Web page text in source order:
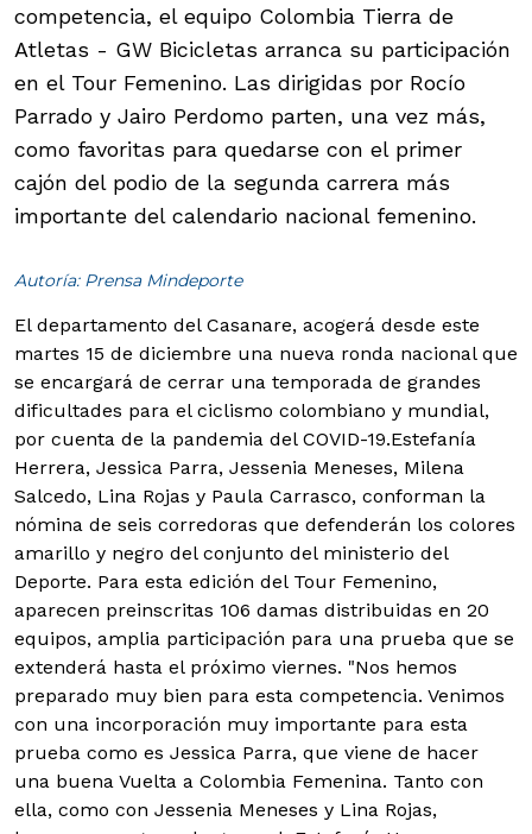
competencia, el equipo Colombia Tierra de
Atletas - GW Bicicletas arranca su participación
en el Tour Femenino. Las dirigidas por Rocío
Parrado y Jairo Perdomo parten, una vez más,
como favoritas para quedarse con el primer
cajón del podio de la segunda carrera más
importante del calendario nacional femenino.
Autoría: Prensa Mindeporte
El departamento del Casanare, acogerá desde este
martes 15 de diciembre una nueva ronda nacional que
se encargará de cerrar una temporada de grandes
dificultades para el ciclismo colombiano y mundial,
por cuenta de la pandemia del COVID-19.Estefanía
Herrera, Jessica Parra, Jessenia Meneses, Milena
Salcedo, Lina Rojas y Paula Carrasco, conforman la
nómina de seis corredoras que defenderán los colores
amarillo y negro del conjunto del ministerio del
Deporte. Para esta edición del Tour Femenino,
aparecen preinscritas 106 damas distribuidas en 20
equipos, amplia participación para una prueba que se
extenderá hasta el próximo viernes. "Nos hemos
preparado muy bien para esta competencia. Venimos
con una incorporación muy importante para esta
prueba como es Jessica Parra, que viene de hacer
una buena Vuelta a Colombia Femenina. Tanto con
ella, como con Jessenia Meneses y Lina Rojas,